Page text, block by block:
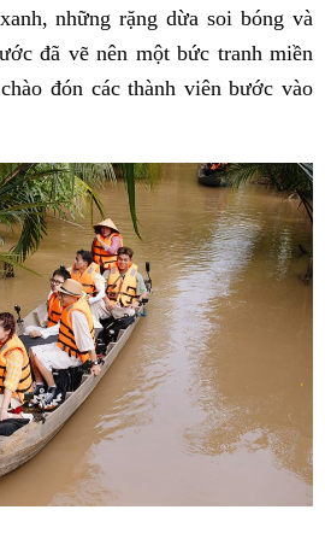
những rặng dừa soi bóng và
đã vẽ nên một bức tranh miền
đón các thành viên bước vào